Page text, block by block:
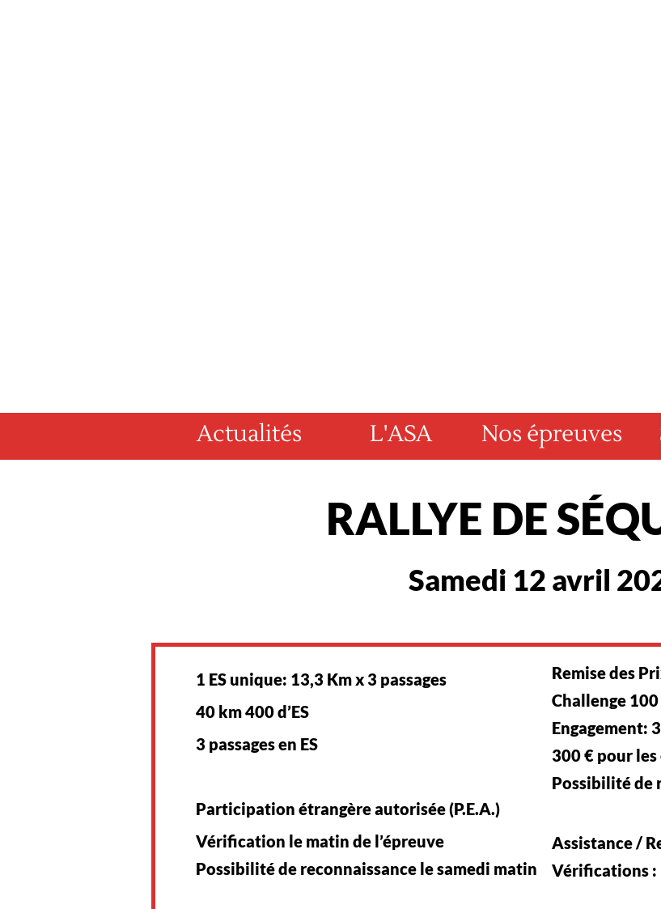
Actualités L'ASA Nos épreuves
RALLYE DE
Samedi 12 avril
Remise des
Challenge
Engagement:
300 € pour les
Possibilité de
Assistance /
Vérifications :
1 ES unique: 13,3 Km x 3 passages
40 km 400 d’ES
3 passages en ES
Participation étrangère autorisée (P.E.A.)
Vérification le matin de l’épreuve
Possibilité de reconnaissance le samedi matin